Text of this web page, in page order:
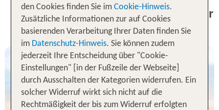
Unsere aktuellen Berlin Bestseller
Hotels
den Cookies finden Sie im Cookie-Hinweis.
Zusätzliche Informationen zur auf Cookies
basierenden Verarbeitung Ihrer Daten finden Sie
im Datenschutz-Hinweis. Sie können zudem
jederzeit Ihre Entscheidung über "Cookie-
Einstellungen" [in der Fußzeile der Webseite]
durch Ausschalten der Kategorien widerrufen. Ein
solcher Widerruf wirkt sich nicht auf die
Rechtmäßigkeit der bis zum Widerruf erfolgten